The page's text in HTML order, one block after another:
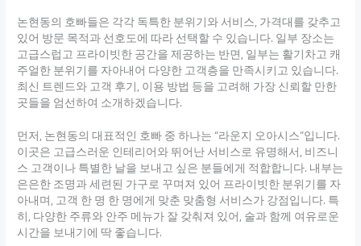
논현동의 호빠들은 각각 독특한 분위기와 서비스, 가격대를 갖추고
있어 방문 목적과 선호도에 따라 선택할 수 있습니다. 일부 장소는
고급스럽고 프라이빗한 공간을 제공하는 반면, 일부는 활기차고 캐
주얼한 분위기를 자아내어 다양한 고객층을 만족시키고 있습니다.
최신 트렌드와 고객 후기, 이용 방법 등을 고려해 가장 신뢰할 만한
곳들을 엄선하여 소개하겠습니다.
먼저, 논현동의 대표적인 호빠 중 하나는 “라운지 오아시스”입니다.
이곳은 고급스러운 인테리어와 뛰어난 서비스로 유명해서, 비즈니
스 고객이나 특별한 날을 보내고 싶은 분들에게 적합합니다. 내부는
은은한 조명과 세련된 가구로 꾸며져 있어 프라이빗한 분위기를 자
아내며, 고객 한 명 한 명에게 맞춘 맞춤형 서비스가 강점입니다. 특
히, 다양한 주류와 안주 메뉴가 잘 갖춰져 있어, 술과 함께 여유로운
시간을 보내기에 딱 좋습니다.